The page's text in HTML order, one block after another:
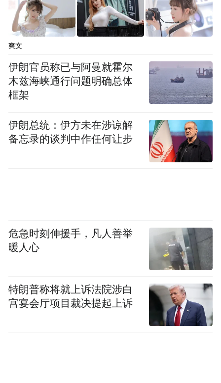
爽文
伊朗官员称已与阿曼就霍尔
木兹海峡通行问题明确总体
框架
伊朗总统：伊方未在涉谅解
备忘录的谈判中作任何让步
危急时刻伸援手，凡人善举
暖人心
特朗普称将就上诉法院涉白
宫宴会厅项目裁决提起上诉